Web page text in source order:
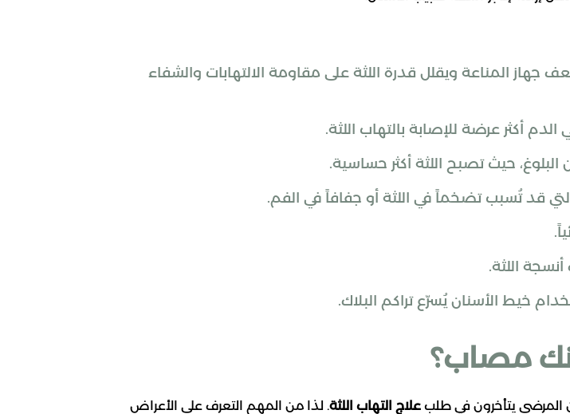
المناعة ويقلل قدرة اللثة على مقاومة الالتهابات والشفاء
أكثر عرضة للإصابة بالتهاب اللثة.
حيث تصبح اللثة أكثر حساسية.
قد تُسبب تضخماً في اللثة أو جفافاً في الفم.
خيط الأسنان يُسرّع تراكم البلاك.
مصاب؟
المرضى يتأخرون في طلب علاج التهاب اللثة. لذا من المهم التعرف على الأعراض